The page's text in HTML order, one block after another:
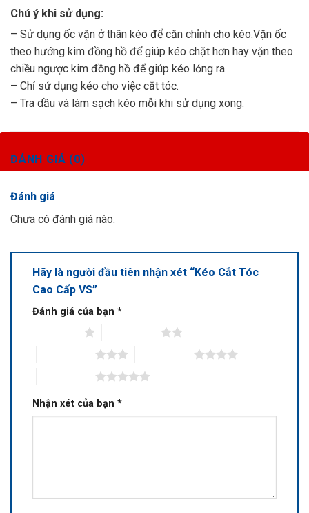
Chú ý khi sử dụng:
– Sử dụng ốc vặn ở thân kéo để căn chỉnh cho kéo.Vặn ốc
theo hướng kim đồng hồ để giúp kéo chặt hơn hay vặn theo
chiều ngược kim đồng hồ để giúp kéo lỏng ra.
– Chỉ sử dụng kéo cho việc cắt tóc.
– Tra dầu và làm sạch kéo mỗi khi sử dụng xong.
ĐÁNH GIÁ (0)
Đánh giá
Chưa có đánh giá nào.
Hãy là người đầu tiên nhận xét “Kéo Cắt Tóc
Cao Cấp VS”
Đánh giá của bạn *
Nhận xét của bạn *